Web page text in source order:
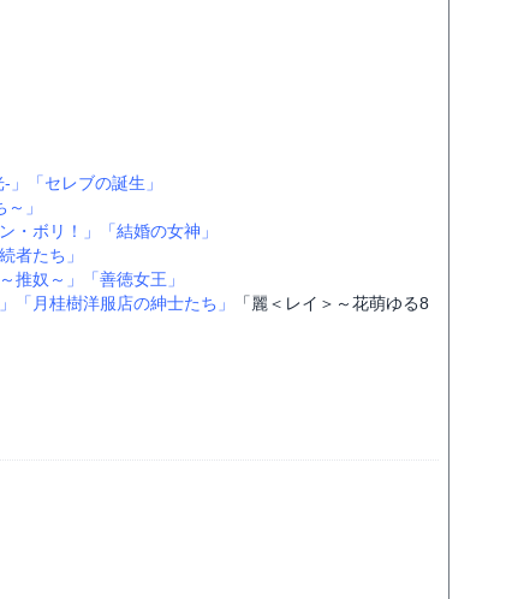
」
「セレブの誕生」
」
・ボリ！」
「結婚の女神」
者たち」
推奴～」
「善徳女王」
「月桂樹洋服店の紳士たち」
「麗＜レイ＞～花萌ゆる8